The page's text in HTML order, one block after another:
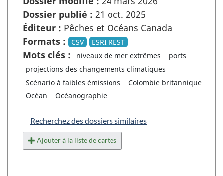
Dossier publié : 21 oct. 2025
Éditeur : Pêches et Océans Canada
Formats :
CSV ESRI REST
Mots clés : niveaux de mer extrêmes
ports
projections des changements climatiques
Scénario à faibles émissions
Colombie britannique
Océan
Océanographie
Recherchez des dossiers similaires
Ajouter à la liste de cartes